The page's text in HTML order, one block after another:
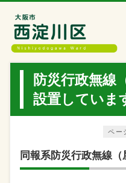
防災行政無線
設置していま
ペー
同報系防災行政無線